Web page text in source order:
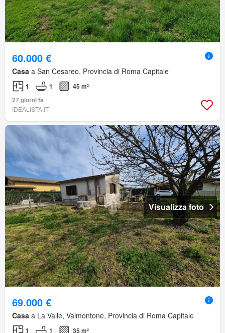
60.000 €
Casa a San Cesareo, Provincia di Roma Capitale
1 1
45 m²
27 giorni fa
IDEALISTA.IT
Visualizza foto
69.000 €
Casa a La Valle, Valmontone, Provincia di Roma Capitale
1 1 35 m²